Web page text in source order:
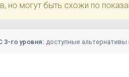
но могут быть схожи по
3-го уровня: доступные альтернативы